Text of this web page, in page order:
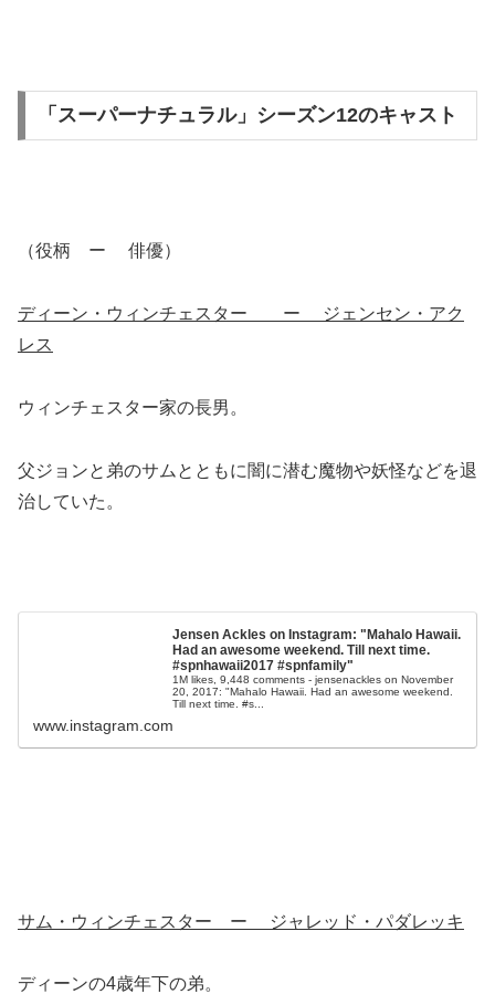
「スーパーナチュラル」シーズン12のキャスト
（役柄 ー 俳優）
ディーン・ウィンチェスター ー ジェンセン・アク
レス
ウィンチェスター家の長男。
父ジョンと弟のサムとともに闇に潜む魔物や妖怪などを退
治していた。
Jensen Ackles on Instagram: "Mahalo Hawaii.
Had an awesome weekend. Till next time.
#spnhawaii2017 #spnfamily"
1M likes, 9,448 comments - jensenackles on November
20, 2017: "Mahalo Hawaii. Had an awesome weekend.
Till next time. #s...
www.instagram.com
サム・ウィンチェスター ー ジャレッド・パダレッキ
ディーンの4歳年下の弟。